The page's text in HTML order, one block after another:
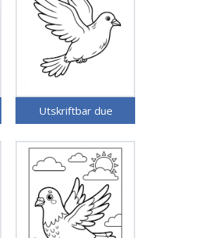
Utskriftbar due